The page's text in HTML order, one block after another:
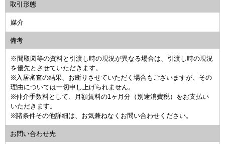
取引形態
媒介
備考
※間取図等の資料と引渡し時の現況が異なる場合は、引渡し時の現況
を優先とさせていただきます。
※入居審査の結果、お断りさせていただく場合もございますが、その
理由については一切申し上げられません。
※仲介手数料として、月額賃料の1ヶ月分（別途消費税）をお支払い
いただきます。
※諸条件その他詳細は、お気兼ねなくお問い合わせください。
お問い合わせ先